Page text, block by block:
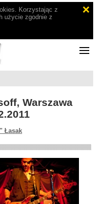
Korzystając z
użycie zgodnie z
Warszawa
Łasak